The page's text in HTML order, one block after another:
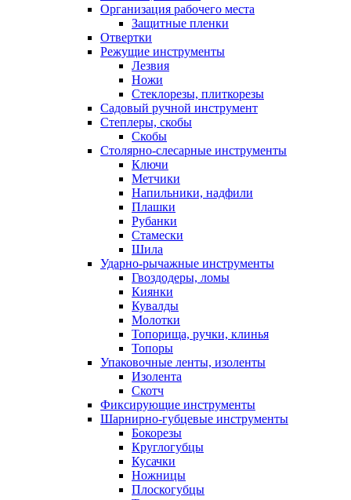
Организация рабочего места
Защитные пленки
Отвертки
Режущие инструменты
Лезвия
Ножи
Стеклорезы, плиткорезы
Садовый ручной инструмент
Степлеры, скобы
Скобы
Столярно-слесарные инструменты
Ключи
Метчики
Напильники, надфили
Плашки
Рубанки
Стамески
Шила
Ударно-рычажные инструменты
Гвоздодеры, ломы
Киянки
Кувалды
Молотки
Топорища, ручки, клинья
Топоры
Упаковочные ленты, изоленты
Изолента
Скотч
Фиксирующие инструменты
Шарнирно-губцевые инструменты
Бокорезы
Круглогубцы
Кусачки
Ножницы
Плоскогубцы